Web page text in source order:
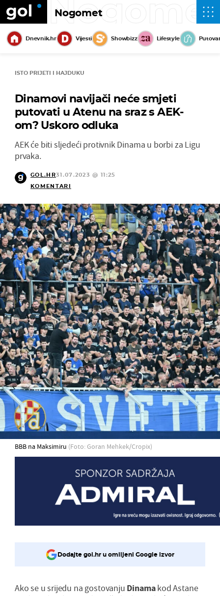
Nogomet
Dnevnik.hr Vijesti Showbizz Lifestyle
ISTO PRIJETI I HAJDUKU
Dinamovi navijači neće smjeti
putovati u Atenu na sraz s AEK-
om? Uskoro odluka
AEK će biti sljedeći protivnik Dinama u borbi za Ligu
prvaka.
GOL.HR31.07.2023 @ 11:25
KOMENTARI
BBB na Maksimiru (Foto: Goran Mehkek/Cropix)
Dodajte gol.hr u omiljeni Google izvor
Ako se u srijedu na gostovanju Dinamakod Astane